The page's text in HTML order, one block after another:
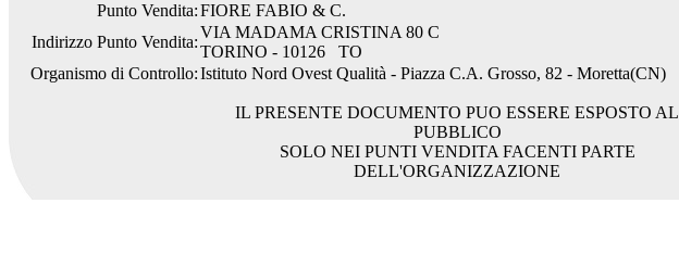
Punto Vendita:FIORE FABIO & C.
Indirizzo Punto Vendita:
VIA MADAMA CRISTINA 80 C
TORINO - 10126 TO
Organismo di Controllo:Istituto Nord Ovest Qualità - Piazza C.A. Grosso, 82 - Moretta(CN)
IL PRESENTE DOCUMENTO PUO ESSERE ESPOSTO AL
PUBBLICO
SOLO NEI PUNTI VENDITA FACENTI PARTE
DELL'ORGANIZZAZIONE